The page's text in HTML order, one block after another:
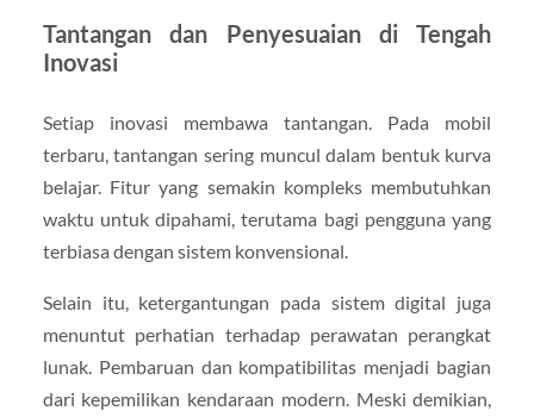
Tantangan dan Penyesuaian di Tengah
Inovasi
Setiap inovasi membawa tantangan. Pada mobil
terbaru, tantangan sering muncul dalam bentuk kurva
belajar. Fitur yang semakin kompleks membutuhkan
waktu untuk dipahami, terutama bagi pengguna yang
terbiasa dengan sistem konvensional.
Selain itu, ketergantungan pada sistem digital juga
menuntut perhatian terhadap perawatan perangkat
lunak. Pembaruan dan kompatibilitas menjadi bagian
dari kepemilikan kendaraan modern. Meski demikian,